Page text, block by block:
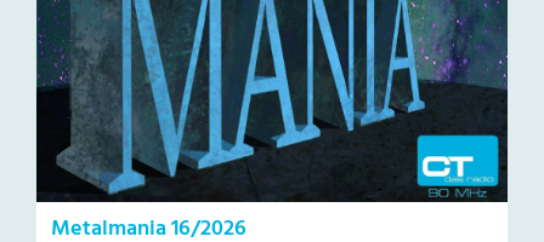
Metalmania 16/2026